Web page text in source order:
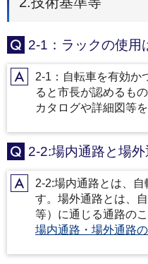
Q 2-1：ラックの使用
A2-1：自転車を有効か
ると市長が認めるも
カタログや詳細図等
Q 2-2:場内通路と場外
A2-2:場内通路とは、
す。場外通路とは、
等）に通じる通路の
場内通路・場外通路